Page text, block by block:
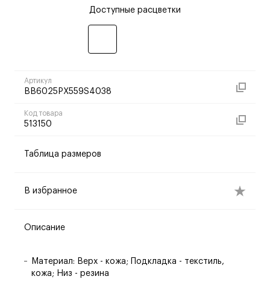
Доступные расцветки
Артикул
BB6025PX559S4038
Код товара
513150
Таблица размеров
В избранное
Описание
Материал: Верх - кожа; Подкладка - текстиль,
кожа; Низ - резина